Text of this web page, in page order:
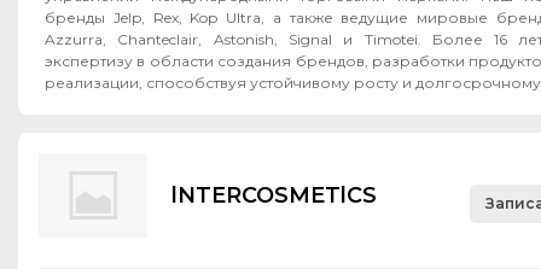
бренды Jelp, Rex, Kop Ultra, а также ведущие мировые
Azzurra, Chanteclair, Astonish, Signal и Timotei. Более 16
экспертизу в области создания брендов, разработки
реализации, способствуя устойчивому росту и
lNTERCOSMETlCS